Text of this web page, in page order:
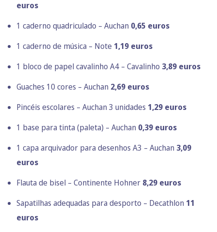
euros
1 caderno quadriculado – Auchan 0,65 euros
1 caderno de música – Note 1,19 euros
1 bloco de papel cavalinho A4 – Cavalinho 3,89 euros
Guaches 10 cores – Auchan 2,69 euros
Pincéis escolares – Auchan 3 unidades 1,29 euros
1 base para tinta (paleta) – Auchan 0,39 euros
1 capa arquivador para desenhos A3 – Auchan 3,09
euros
Flauta de bisel – Continente Hohner 8,29 euros
Sapatilhas adequadas para desporto – Decathlon 11
euros